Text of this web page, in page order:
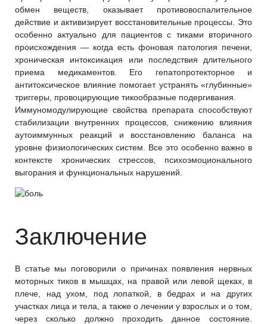
обмен веществ, оказывает противовоспалительное
действие и активизирует восстановительные процессы. Это
особенно актуально для пациентов с тиками вторичного
происхождения — когда есть фоновая патология печени,
хроническая интоксикация или последствия длительного
приема медикаментов. Его гепатопротекторное и
антитоксическое влияние помогает устранять «глубинные»
триггеры, провоцирующие тикообразные подергивания.
Иммуномодулирующие свойства препарата способствуют
стабилизации внутренних процессов, снижению влияния
аутоиммунных реакций и восстановлению баланса на
уровне физиологических систем. Все это особенно важно в
контексте хронических стрессов, психоэмоционального
выгорания и функциональных нарушений.
Заключение
В статье мы поговорили о причинах появления нервных
моторных тиков в мышцах, на правой или левой щеках, в
плече, над ухом, под лопаткой, в бедрах и на других
участках лица и тела, а также о лечении у взрослых и о том,
через сколько должно проходить данное состояние.